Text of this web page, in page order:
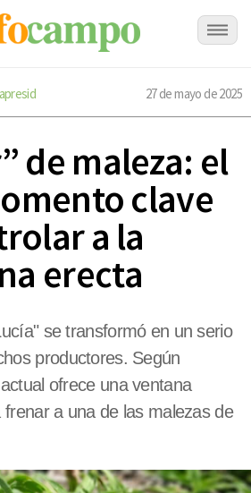
27 de mayo de 2025
de maleza: el
clave
a la
erecta
se transformó en un serio
productores. Según
ofrece una ventana
a una de las malezas de